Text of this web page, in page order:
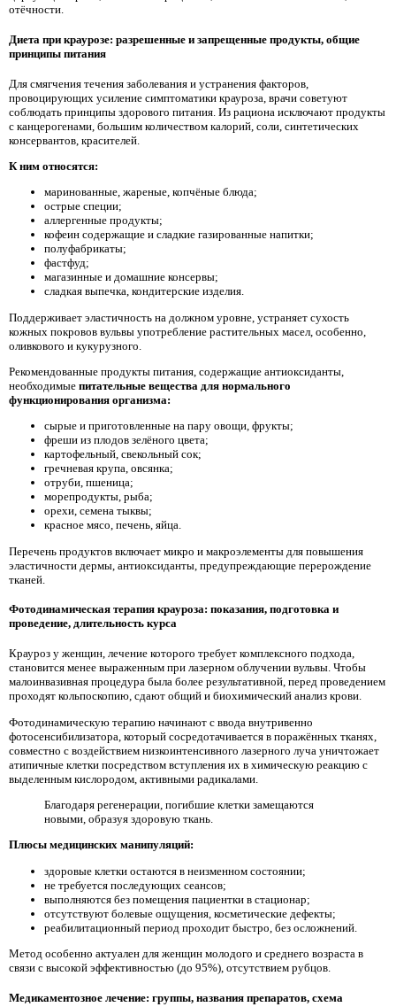
отёчности.
Диета при краурозе: разрешенные и запрещенные продукты, общие
принципы питания
Для смягчения течения заболевания и устранения факторов,
провоцирующих усиление симптоматики крауроза, врачи советуют
соблюдать принципы здорового питания. Из рациона исключают продукты
с канцерогенами, большим количеством калорий, соли, синтетических
консервантов, красителей.
К ним относятся:
маринованные, жареные, копчёные блюда;
острые специи;
аллергенные продукты;
кофеин содержащие и сладкие газированные напитки;
полуфабрикаты;
фастфуд;
магазинные и домашние консервы;
сладкая выпечка, кондитерские изделия.
Поддерживает эластичность на должном уровне, устраняет сухость
кожных покровов вульвы употребление растительных масел, особенно,
оливкового и кукурузного.
Рекомендованные продукты питания, содержащие антиоксиданты,
необходимые питательные вещества для нормального
функционирования организма:
сырые и приготовленные на пару овощи, фрукты;
фреши из плодов зелёного цвета;
картофельный, свекольный сок;
гречневая крупа, овсянка;
отруби, пшеница;
морепродукты, рыба;
орехи, семена тыквы;
красное мясо, печень, яйца.
Перечень продуктов включает микро и макроэлементы для повышения
эластичности дермы, антиоксиданты, предупреждающие перерождение
тканей.
Фотодинамическая терапия крауроза: показания, подготовка и
проведение, длительность курса
Крауроз у женщин, лечение которого требует комплексного подхода,
становится менее выраженным при лазерном облучении вульвы. Чтобы
малоинвазивная процедура была более результативной, перед проведением
проходят кольпоскопию, сдают общий и биохимический анализ крови.
Фотодинамическую терапию начинают с ввода внутривенно
фотосенсибилизатора, который сосредотачивается в поражённых тканях,
совместно с воздействием низкоинтенсивного лазерного луча уничтожает
атипичные клетки посредством вступления их в химическую реакцию с
выделенным кислородом, активными радикалами.
Благодаря регенерации, погибшие клетки замещаются
новыми, образуя здоровую ткань.
Плюсы медицинских манипуляций:
здоровые клетки остаются в неизменном состоянии;
не требуется последующих сеансов;
выполняются без помещения пациентки в стационар;
отсутствуют болевые ощущения, косметические дефекты;
реабилитационный период проходит быстро, без осложнений.
Метод особенно актуален для женщин молодого и среднего возраста в
связи с высокой эффективностью (до 95%), отсутствием рубцов.
Медикаментозное лечение: группы, названия препаратов, схема